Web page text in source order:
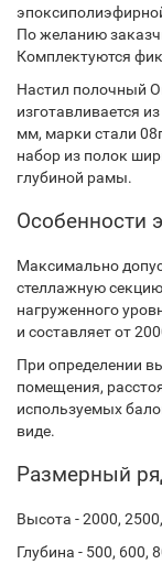
По желанию
Комплектуются
Настил полочный
изготавливается
мм, марки стали
набор из полок
глубиной рамы.
Особенности
Максимально
стеллажную
нагруженного
и составляет от
При определении
помещения,
используемых
виде.
Размерный
Высота - 2000,
Глубина - 500, 600,